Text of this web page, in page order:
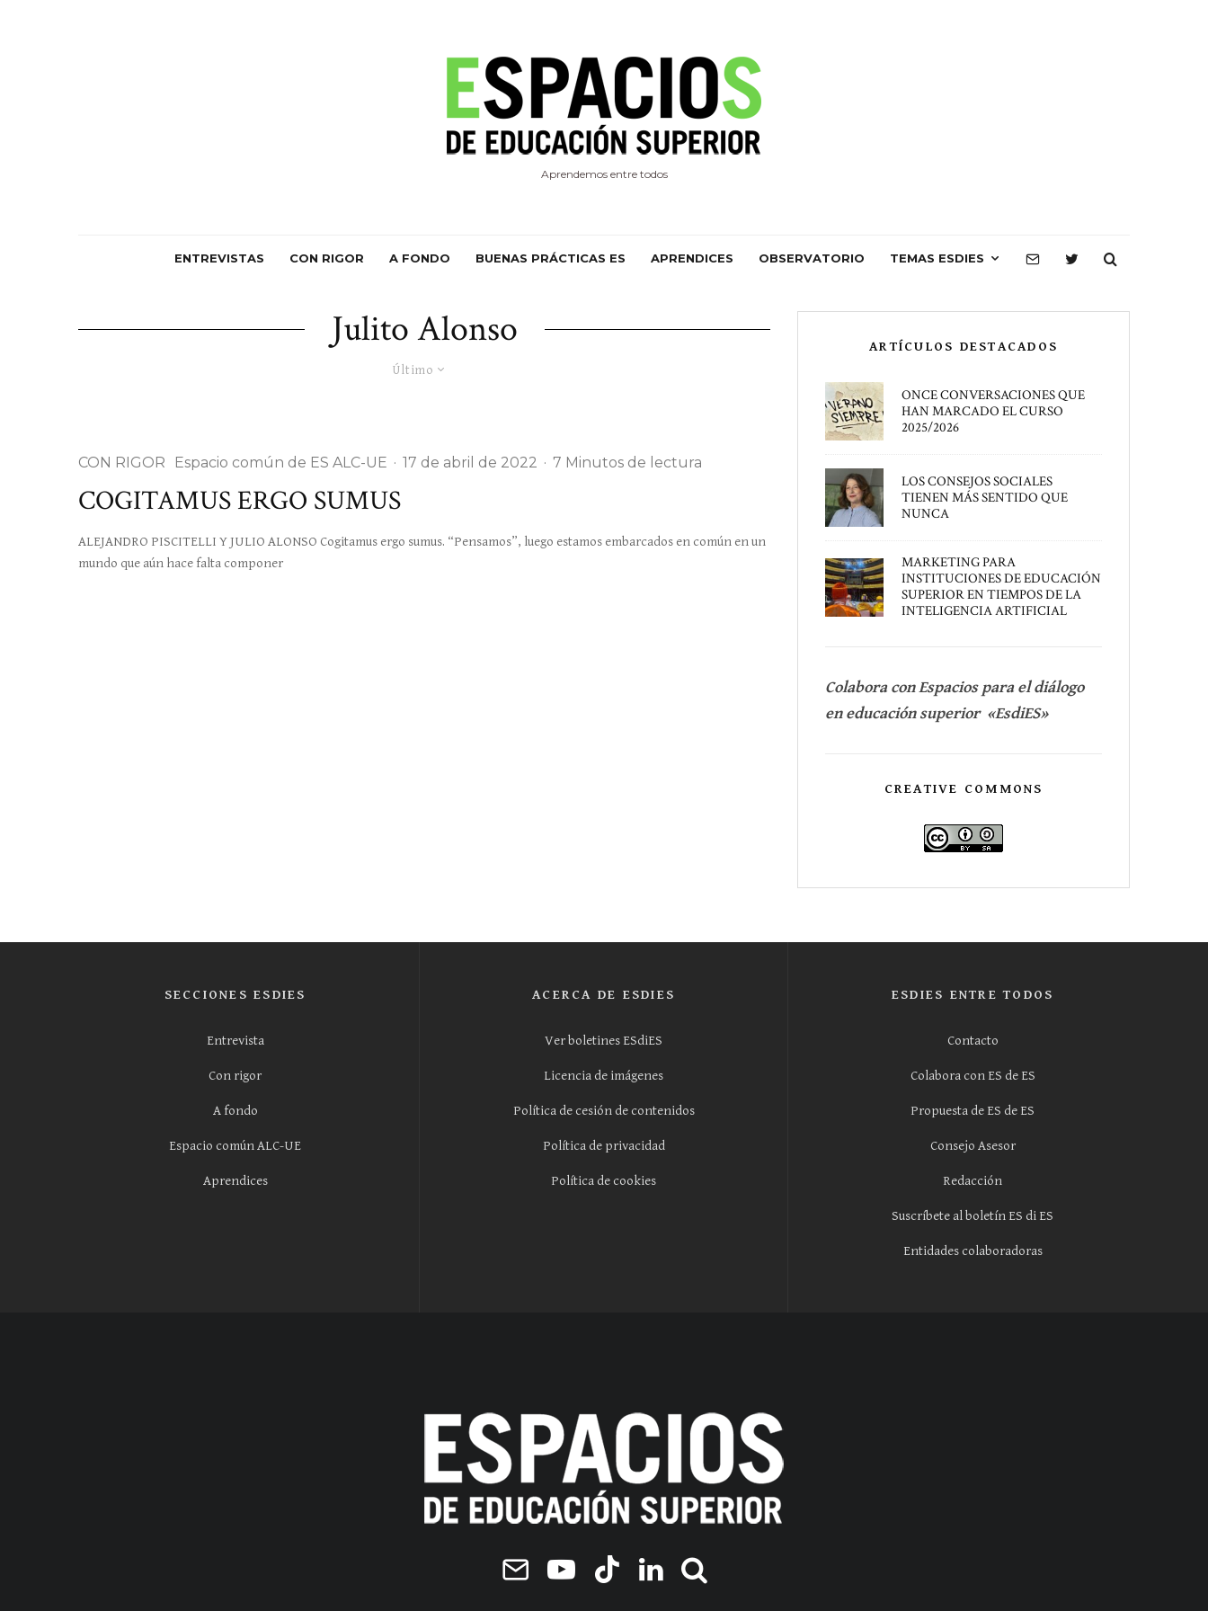
Aprendemos entre todos
ENTREVISTAS CON RIGOR A FONDO BUENAS PRÁCTICAS ES APRENDICES OBSERVATORIO TEMAS ESDIES
Julito Alonso
Último
CON RIGOR Espacio común de ES ALC-UE · 17 de abril de 2022 · 7 Minutos de lectura
COGITAMUS ERGO SUMUS
ALEJANDRO PISCITELLI Y JULIO ALONSO Cogitamus ergo sumus. “Pensamos”, luego estamos embarcados en común en un
mundo que aún hace falta componer
ARTÍCULOS DESTACADOS
ONCE CONVERSACIONES QUE
HAN MARCADO EL CURSO
2025/2026
LOS CONSEJOS SOCIALES
TIENEN MÁS SENTIDO QUE
NUNCA
MARKETING PARA
INSTITUCIONES DE EDUCACIÓN
SUPERIOR EN TIEMPOS DE LA
INTELIGENCIA ARTIFICIAL
Colabora con Espacios para el diálogo
en educación superior «EsdiES»
CREATIVE COMMONS
SECCIONES ESDIES
Entrevista
Con rigor
A fondo
Espacio común ALC-UE
Aprendices
ACERCA DE ESDIES
Ver boletines ESdiES
Licencia de imágenes
Política de cesión de contenidos
Política de privacidad
Política de cookies
ESDIES ENTRE TODOS
Contacto
Colabora con ES de ES
Propuesta de ES de ES
Consejo Asesor
Redacción
Suscríbete al boletín ES di ES
Entidades colaboradoras